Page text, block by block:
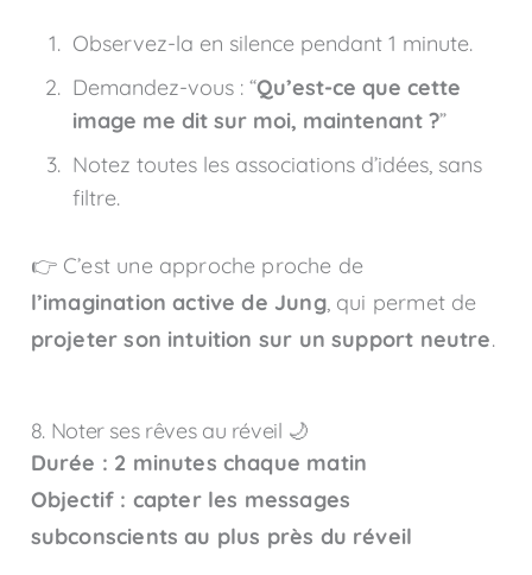
Observez-la en silence pendant 1 minute.
Demandez-vous : “Qu’est-ce que cette
image me dit sur moi, maintenant ?”
Notez toutes les associations d’idées, sans
filtre.
👉 C’est une approche proche de
l’imagination active de Jung, qui permet de
projeter son intuition sur un support neutre.
8. Noter ses rêves au réveil 🌙
Durée : 2 minutes chaque matin
Objectif : capter les messages
subconscients au plus près du réveil